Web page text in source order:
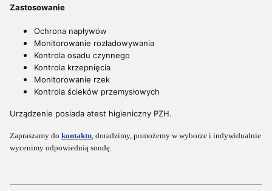
Zastosowanie
Ochrona napływów
Monitorowanie rozładowywania
Kontrola osadu czynnego
Kontrola krzepnięcia
Monitorowanie rzek
Kontrola ścieków przemysłowych
Urządzenie posiada atest higieniczny PZH.
Zapraszamy do kontaktu, doradzimy, pomożemy w wyborze i indywidualnie
wycenimy odpowiednią sondę.